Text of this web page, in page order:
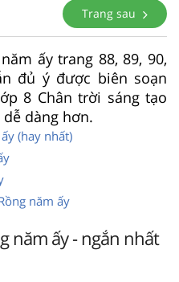
Trang sau
ấy trang 88, 89, 90,
đủ ý được biên soạn
8 Chân trời sáng tạo
dàng hơn.
(hay nhất)
năm ấy
năm ấy - ngắn nhất